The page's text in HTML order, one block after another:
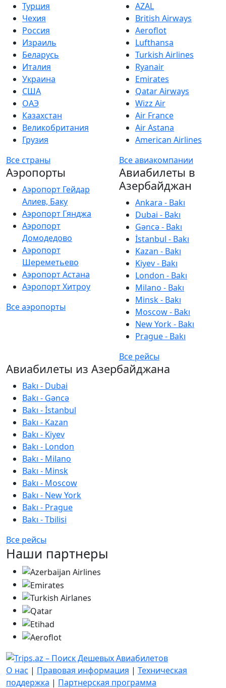
Турция
Чехия
Россия
Израиль
Беларусь
Италия
Украина
США
ОАЭ
Казахстан
Великобритания
Грузия
Все страны
AZAL
British Airways
Aeroflot
Lufthansa
Turkish Airlines
Ryanair
Emirates
Qatar Airways
Wizz Air
Air France
Air Astana
American Airlines
Все авиакомпании
Аэропорты
Аэропорт Гейдар
Алиев, Баку
Аэропорт Гянджа
Аэропорт
Домодедово
Аэропорт
Шереметьево
Аэропорт Астана
Аэропорт Хитроу
Все аэропорты
Авиабилеты в
Азербайджан
Ankara - Bakı
Dubai - Bakı
Gəncə - Bakı
İstanbul - Bakı
Kazan - Bakı
Kiyev - Bakı
London - Bakı
Milano - Bakı
Minsk - Bakı
Moscow - Bakı
New York - Bakı
Prague - Bakı
Все рейсы
Авиабилеты из Азербайджана
Bakı - Dubai
Bakı - Gəncə
Bakı - İstanbul
Bakı - Kazan
Bakı - Kiyev
Bakı - London
Bakı - Milano
Bakı - Minsk
Bakı - Moscow
Bakı - New York
Bakı - Prague
Bakı - Tbilisi
Все рейсы
Наши партнеры
О нас | Правовая информация | Техническая
поддержка | Партнерская программа